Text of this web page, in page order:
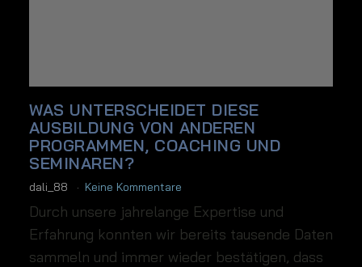
WAS UNTERSCHEIDET DIESE
AUSBILDUNG VON ANDEREN
PROGRAMMEN, COACHING UND
SEMINAREN?
dali_88 Keine Kommentare
Durch unsere jahrelange Expertise und
Erfahrung konnten wir bereits tausende Daten
sammeln und immer wieder bestätigen, dass